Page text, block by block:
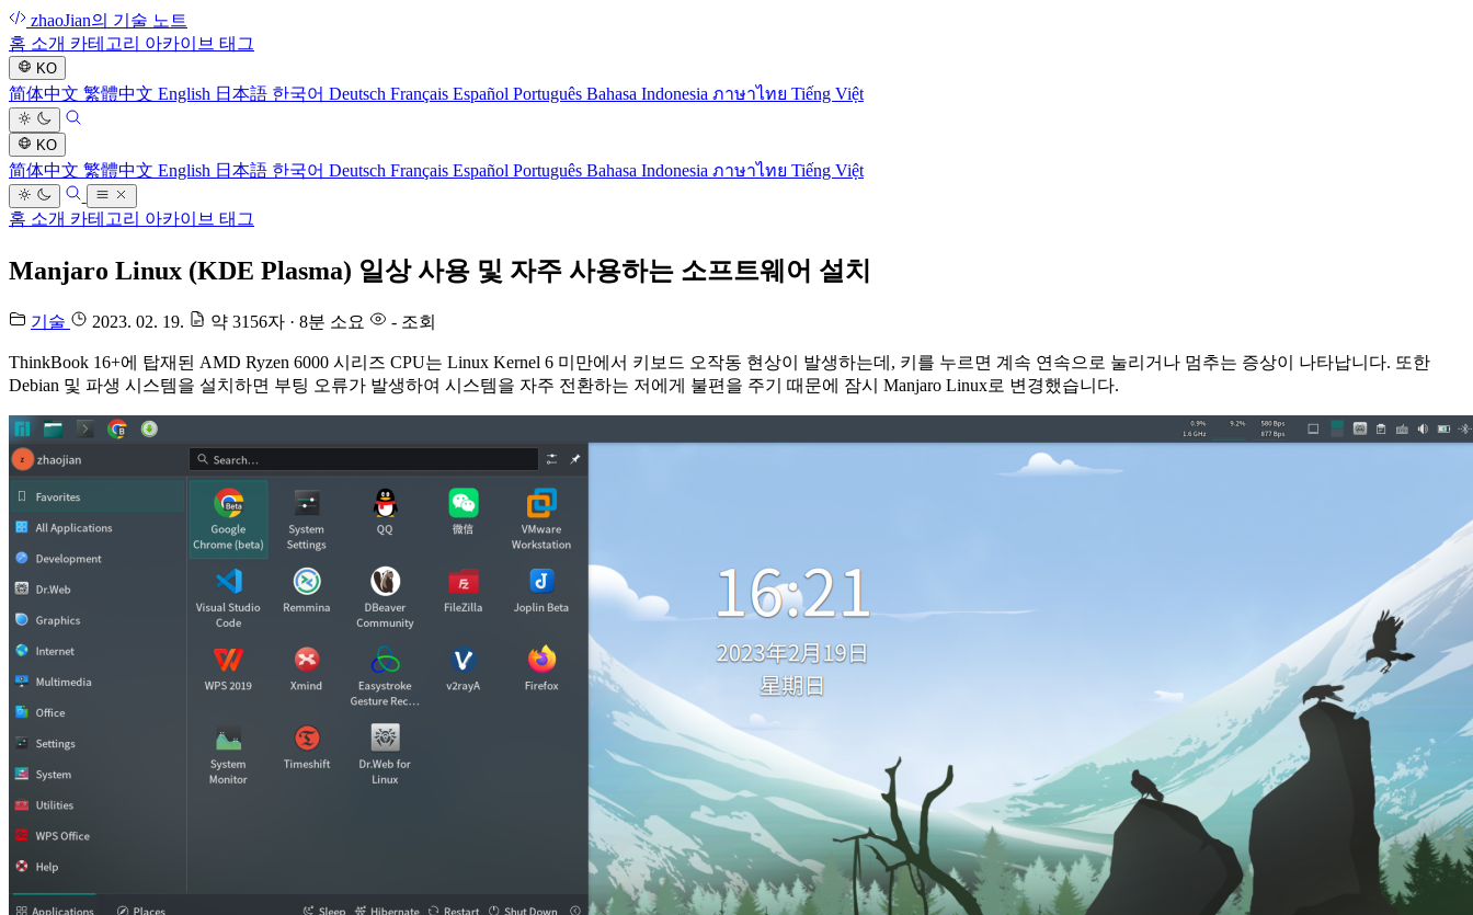
zhaoJian의 기술 노트
홈 소개 카테고리 아카이브 태그
KO
简体中文 繁體中文 English 日本語 한국어 Deutsch Français Español Português Bahasa Indonesia ภาษาไทย Tiếng Việt
KO
简体中文 繁體中文 English 日本語 한국어 Deutsch Français Español Português Bahasa Indonesia ภาษาไทย Tiếng Việt
홈 소개 카테고리 아카이브 태그
Manjaro Linux (KDE Plasma) 일상 사용 및 자주 사용하는 소프트웨어 설치
기술 2023. 02. 19. 약 3156자 · 8분 소요 - 조회
ThinkBook 16+에 탑재된 AMD Ryzen 6000 시리즈 CPU는 Linux Kernel 6 미만에서 키보드 오작동 현상이 발생하는데, 키를 누르면 계속 연속으로 눌리거나 멈추는 증상이 나타납니다. 또한
Debian 및 파생 시스템을 설치하면 부팅 오류가 발생하여 시스템을 자주 전환하는 저에게 불편을 주기 때문에 잠시 Manjaro Linux로 변경했습니다.